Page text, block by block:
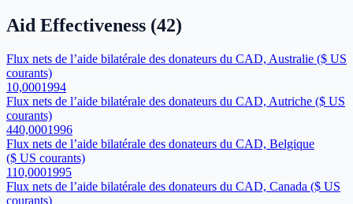
Aid Effectiveness (42)
Flux nets de l’aide bilatérale des donateurs du CAD, Australie ($ US
courants)
10,0001994
Flux nets de l’aide bilatérale des donateurs du CAD, Autriche ($ US
courants)
440,0001996
Flux nets de l’aide bilatérale des donateurs du CAD, Belgique
($ US courants)
110,0001995
Flux nets de l’aide bilatérale des donateurs du CAD, Canada ($ US
courants)